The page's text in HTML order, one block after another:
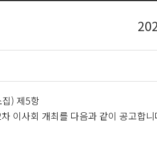
) 제5항
이사회 개최를 다음과 같이 공고합니